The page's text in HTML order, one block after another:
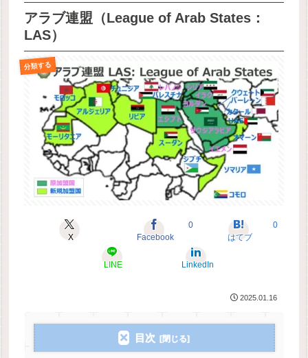
アラブ連盟（League of Arab States：
LAS）
分類する
X Facebook
0
はてブ
0
LINE LinkedIn
2025.01.16
目次